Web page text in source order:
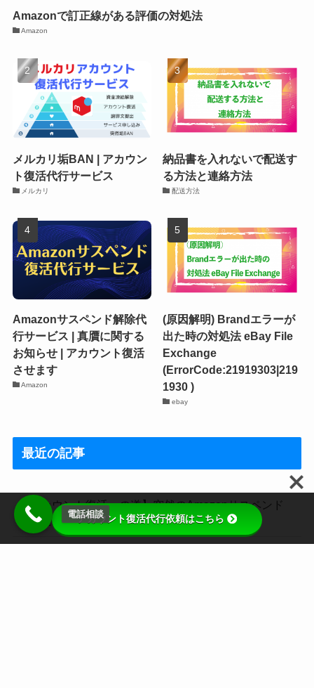
Amazonで訂正線がある評価の対処法
Amazon
メルカリ垢BAN | アカウン
ト復活代行サービス
メルカリ
納品書を入れないで配送す
る方法と連絡方法
配送方法
Amazonサスペンド解除代
行サービス | 真贋に関する
お知らせ | アカウント復活
させます
Amazon
(原因解明) Brandエラーが
出た時の対処法 eBay File
Exchange
(ErrorCode:21919303|219
1930 )
ebay
最近の記事
【アカウント復活への道】突然のAmazonサスペンド
あなたは一人じゃない！
電話相談
アカウント復活代行依頼はこちら